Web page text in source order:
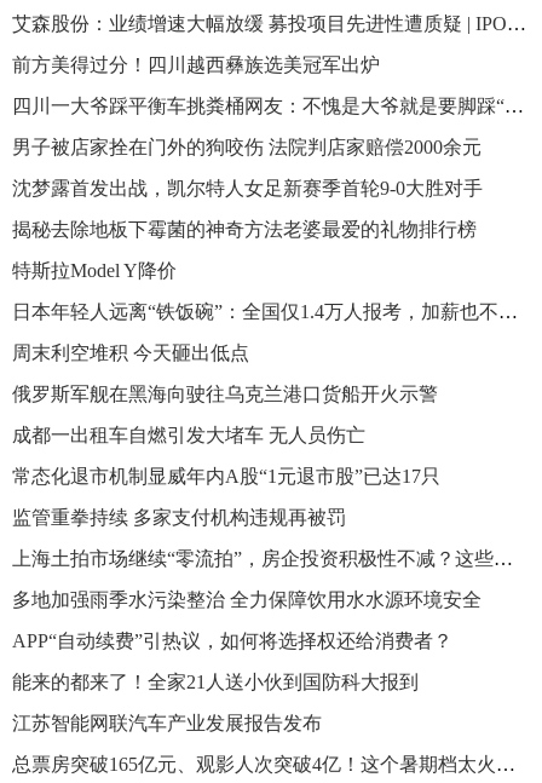
艾森股份：业绩增速大幅放缓 募投项目先进性遭质疑 | IPO观察
前方美得过分！四川越西彝族选美冠军出炉
四川一大爷踩平衡车挑粪桶网友：不愧是大爷就是要脚踩“风火轮”手拿“乾坤杆” 具体是什么情况?
男子被店家拴在门外的狗咬伤 法院判店家赔偿2000余元
沈梦露首发出战，凯尔特人女足新赛季首轮9-0大胜对手
揭秘去除地板下霉菌的神奇方法老婆最爱的礼物排行榜
特斯拉Model Y降价
日本年轻人远离“铁饭碗”：全国仅1.4万人报考，加薪也不想当公务员
周末利空堆积 今天砸出低点
俄罗斯军舰在黑海向驶往乌克兰港口货船开火示警
成都一出租车自燃引发大堵车 无人员伤亡
常态化退市机制显威年内A股“1元退市股”已达17只
监管重拳持续 多家支付机构违规再被罚
上海土拍市场继续“零流拍”，房企投资积极性不减？这些趋势值得关注
多地加强雨季水污染整治 全力保障饮用水水源环境安全
APP“自动续费”引热议，如何将选择权还给消费者？
能来的都来了！全家21人送小伙到国防科大报到
江苏智能网联汽车产业发展报告发布
总票房突破165亿元、观影人次突破4亿！这个暑期档太火了……